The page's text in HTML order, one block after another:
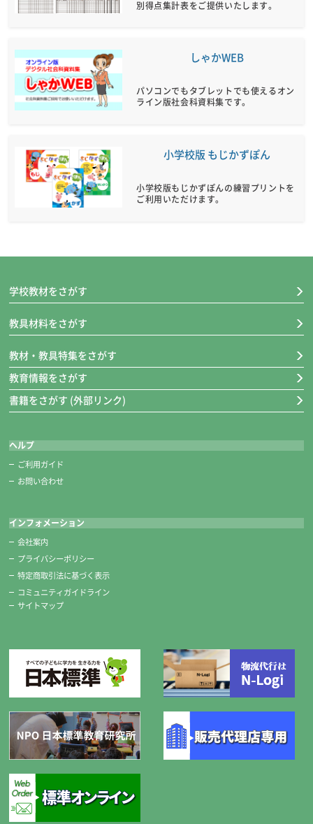
別得点集計表をご提供いたします。
しゃかWEB
パソコンでもタブレットでも使えるオン
ライン版社会科資料集です。
小学校版 もじかずぽん
小学校版もじかずぽんの練習プリントを
ご利用いただけます。
学校教材をさがす
教具材料をさがす
教材・教具特集をさがす
教育情報をさがす
書籍をさがす (外部リンク)
ヘルプ
ご利用ガイド
お問い合わせ
インフォメーション
会社案内
プライバシーポリシー
特定商取引法に基づく表示
コミュニティガイドライン
サイトマップ